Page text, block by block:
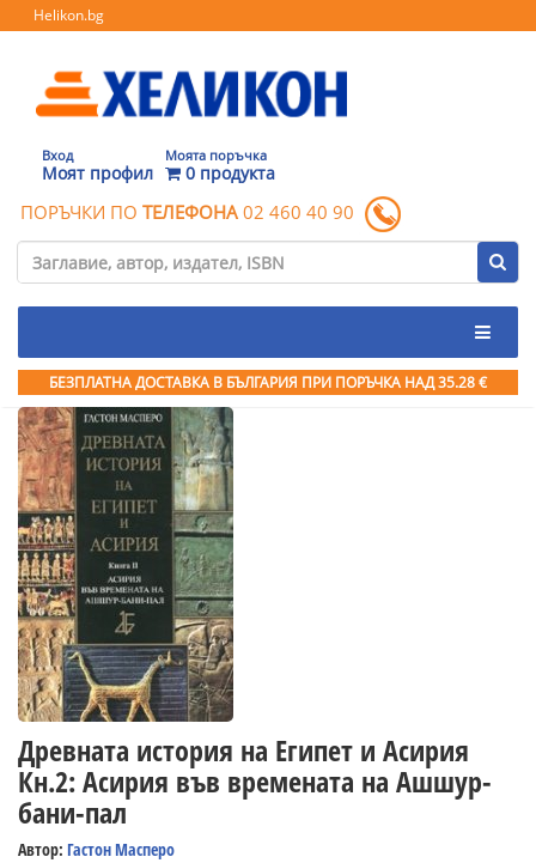
Helikon.bg
Вход
Моят профил
Моята поръчка
0 продукта
ПОРЪЧКИ ПО ТЕЛЕФОНА 02 460 40 90
БЕЗПЛАТНА ДОСТАВКА В БЪЛГАРИЯ ПРИ ПОРЪЧКА НАД 35.28 €
Древната история на Египет и Асирия
Кн.2: Асирия във времената на Ашшур-
бани-пал
Автор: Гастон Масперо